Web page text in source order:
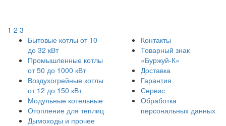
1 2 3
Бытовые котлы от 10
до 32 кВт
Промышленные котлы
от 50 до 1000 кВт
Воздухогрейные котлы
от 12 до 150 кВт
Модульные котельные
Отопление для теплиц
Дымоходы и прочее
Контакты
Товарный знак
«Буржуй-К»
Доставка
Гарантия
Сервис
Обработка
персональных данных